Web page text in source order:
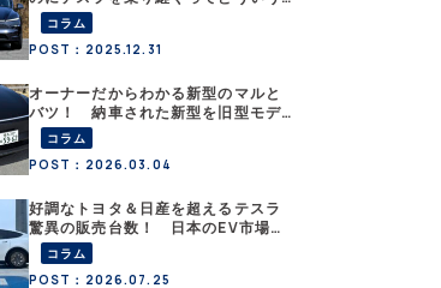
こと？ 【テスラ沼にはまった大学
教授のEV生活・その１】
コラム
POST：2025.12.31
オーナーだからわかる新型のマルと
バツ！ 納車された新型を旧型モデ
ルＹと細部まで比べてみた【テスラ
沼にはまった大学教授のEV生活・そ
の６】
コラム
POST：2026.03.04
好調なトヨタ＆日産を超えるテスラ
驚異の販売台数！ 日本のEV市場は
ますます拡大
コラム
POST：2026.07.25